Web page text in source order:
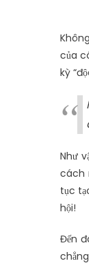
của
kỳ
Như
cách
tục
hội!
Đến